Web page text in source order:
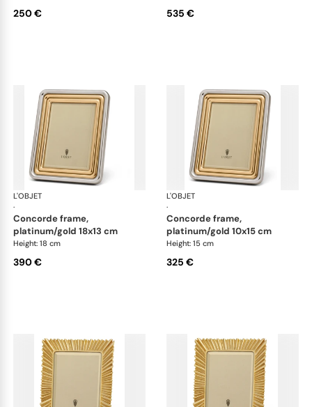
250 € 535 €
L'OBJET
·
Picture Frames
concorde frame,
platinum/gold 18x13 cm
Height: 18 cm
390 €
L'OBJET
·
concorde frame,
platinum/gold 10x15 cm
Height: 15 cm
325 €